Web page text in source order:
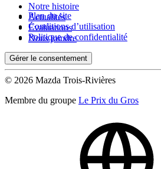
Notre histoire
Actualités
Évaluations
Nous joindre
Plan du site
Conditions d’utilisation
Politique de confidentialité
Gérer le consentement
© 2026 Mazda Trois-Rivières
Membre du groupe Le Prix du Gros